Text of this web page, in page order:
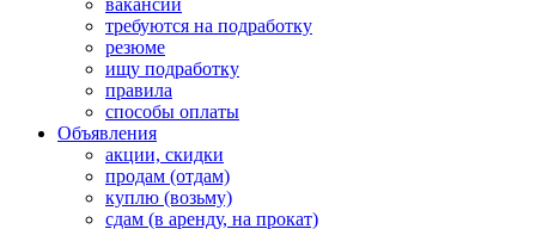
вакансии
требуются на подработку
резюме
ищу подработку
правила
способы оплаты
Объявления
акции, скидки
продам (отдам)
куплю (возьму)
сдам (в аренду, на прокат)